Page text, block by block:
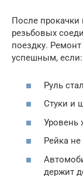
После прокачки
резьбовых
поездку.
успешным, если:
Руль
Стуки и
Уровень
Рейка не
держит